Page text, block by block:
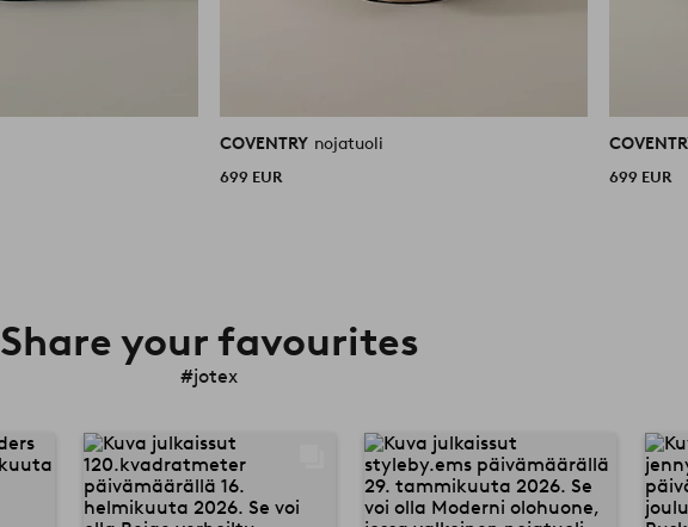
COVENTRY nojatuoli
699 EUR 699 EUR
Share your favourites
#jotex